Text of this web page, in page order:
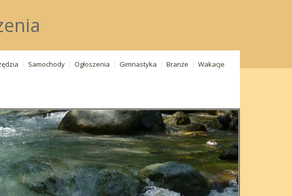
Samochody Ogłoszenia Gimnastyka Branże Wakacje